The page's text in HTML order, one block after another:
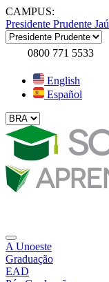
CAMPUS:
Presidente Prudente Jaú
0800 771 5533
English
Español
A Unoeste
Graduação
EAD